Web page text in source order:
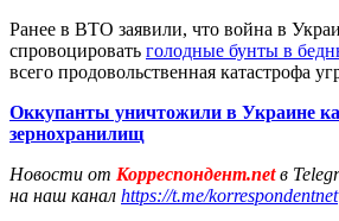
Ранее в ВТО заявили, что война в
спровоцировать голодные бунты в
всего продовольственная катастрофа
Оккупанты уничтожили в Украине
зернохранилищ
Новости от Корреспондент.netв
на наш канал https://t.me/korrespondentnet